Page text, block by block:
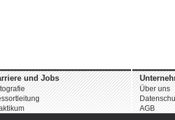
und Jobs
Über uns
AGB